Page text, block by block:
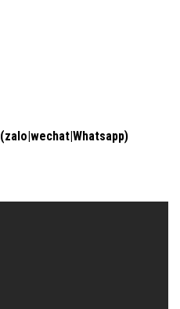
(zalo|wechat|Whatsapp)